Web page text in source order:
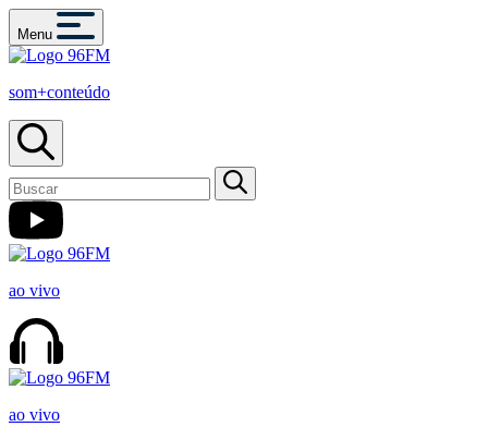
Menu
som+conteúdo
ao vivo
ao vivo